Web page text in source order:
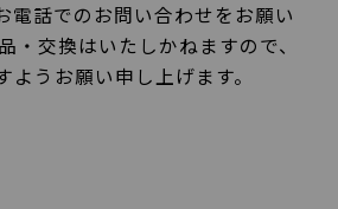
電話でのお問い合わせをお願い
・交換はいたしかねますので、
ようお願い申し上げます。